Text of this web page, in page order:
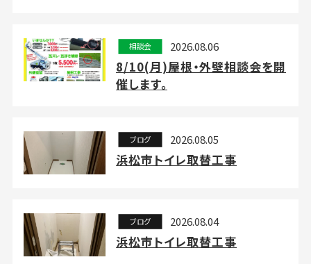
相談会 2026.08.06
8/10(月)屋根・外壁相談会を開
催します。
ブログ 2026.08.05
浜松市トイレ取替工事
ブログ 2026.08.04
浜松市トイレ取替工事